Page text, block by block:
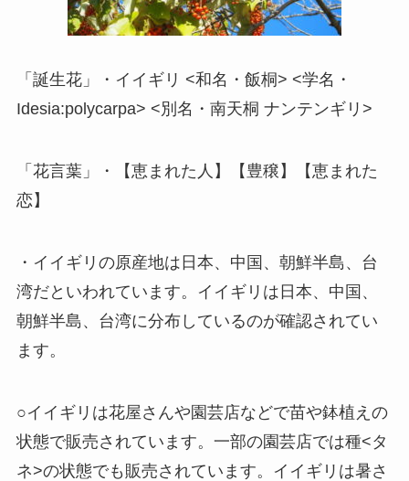
「誕生花」・イイギリ <和名・飯桐> <学名・
Idesia:polycarpa> <別名・南天桐 ナンテンギリ>
「花言葉」・【恵まれた人】【豊穣】【恵まれた
恋】
・イイギリの原産地は日本、中国、朝鮮半島、台
湾だといわれています。イイギリは日本、中国、
朝鮮半島、台湾に分布しているのが確認されてい
ます。
○イイギリは花屋さんや園芸店などで苗や鉢植えの
状態で販売されています。一部の園芸店では種<タ
ネ>の状態でも販売されています。イイギリは暑さ